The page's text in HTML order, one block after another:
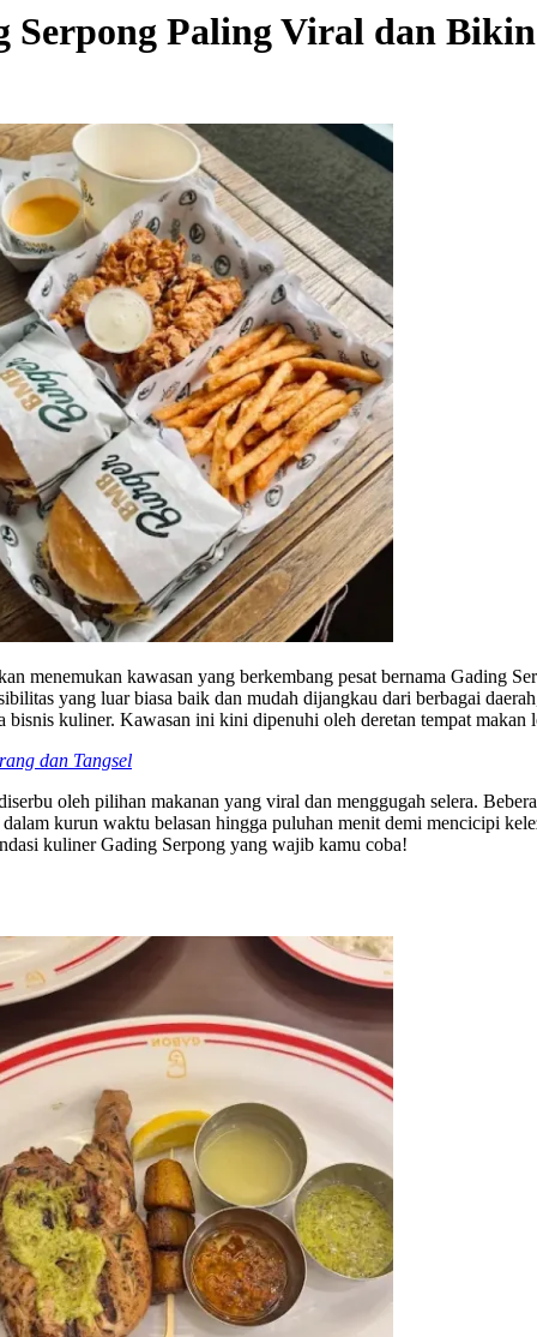
Serpong Paling Viral dan
menemukan kawasan yang berkembang pesat bernama Gading
yang luar biasa baik dan mudah dijangkau dari berbagai
kuliner. Kawasan ini kini dipenuhi oleh deretan tempat
dan Tangsel
oleh pilihan makanan yang viral dan menggugah selera.
kurun waktu belasan hingga puluhan menit demi mencicipi
kuliner Gading Serpong yang wajib kamu coba!